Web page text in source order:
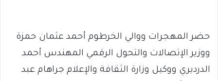
حضر المهجرات ووالي الخرطوم أحمد عثمان حمزة
ووزير الإتصالات والتحول الرقمي المهندس أحمد
الدرديري ووكيل وزارة الثقافة والإعلام جراهام عبد